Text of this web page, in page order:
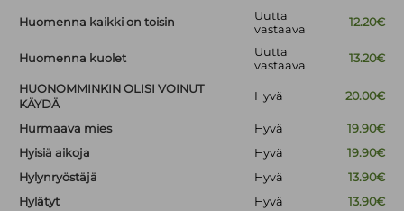
Huomenna kaikki on toisin
Uutta
vastaava
12.20€
Huomenna kuolet
Uutta
vastaava
13.20€
HUONOMMINKIN OLISI VOINUT
KÄYDÄ
Hyvä 20.00€
Hurmaava mies Hyvä
19.90€
Hyisiä aikoja
Hyvä
19.90€
Hylynryöstäjä
Hyvä
13.90€
Hylätyt
Hyvä
13.90€